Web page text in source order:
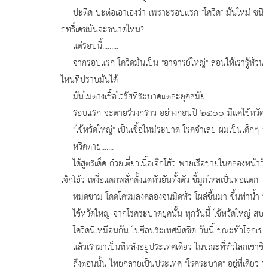
ปะติด-ปะต่อเอาเองว่า เพราะรอบแรก "โควิด" มันใหม่
ฤทธิ์เดชมันจะขนาดไหน?
แต่รอบนี้.........
จากรอบแรก โควิดมันเป็น "อาจารย์ใหญ่" สอนให้เรารู้
ไหนที่ปราบมันได้
มันไม่ต่างเชื้อไวรัสที่ระบาดแต่ละยุคสมัย
รอบแรก จะตายร่วงกราว อย่างก่อนปี ๒๕๐๐ มีแค่ไข้ห
"ไข้หวัดใหญ่" เป็นเชื้อใหม่ระบาด โรคจำเลย ผมเป็นเ
หวิดตาย.......
ได้สูตรเด็ด ก๋วยเตี๋ยวเนื้อเจ๊กโฮ้ว พายเรือขายในคลอง
เจ๊กโฮ้ว เหงื่อแตกพลั่กตั้งแต่หัวยันทั้งตัว ขี้มูกไหลเป็นท่อแตก
หมดชาม โดดโครมลงคลองจนมิดหัว โผล่ขึ้นมา ขึ้นท่าน้ำ
ไข้หวัดใหญ่ จากโรคระบาดยุคนั้น ทุกวันนี้ ไข้หวัดใหญ่ ส
โควิดนี่เหมือนกัน ไปซีลประเทศมิดชิด วันนี้ ขณะทั่วโลกเ
แล้วเรามาเป็นทีหลังอยู่ประเทศเดียว ในขณะที่ทั่วโลกเข
ถึงตอนนั้น ไทยกลายเป็นประเทศ "โรคระบาด" อยู่ที่เดียว